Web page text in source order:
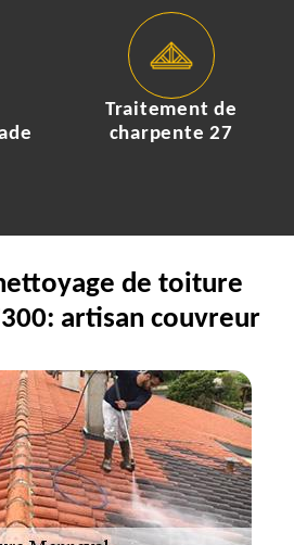
Traitement de
charpente 27
de toiture
artisan couvreur